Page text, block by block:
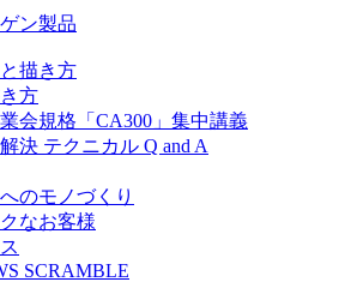
ン製品
描き方
方
会規格「CA300」集中講義
決 テクニカル Q and A
のモノづくり
なお客様
SCRAMBLE